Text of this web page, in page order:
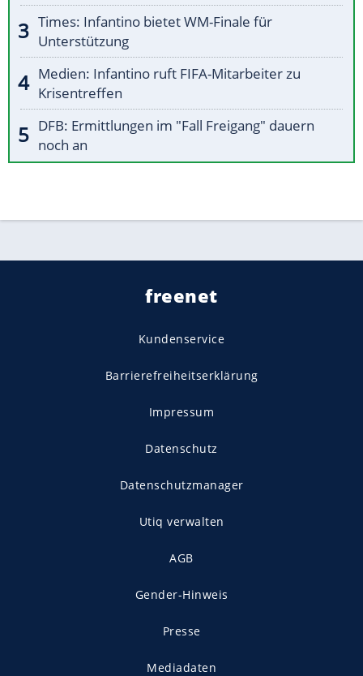
Times: Infantino bietet WM-Finale für
Unterstützung
Medien: Infantino ruft FIFA-Mitarbeiter zu
Krisentreffen
DFB: Ermittlungen im "Fall Freigang" dauern
noch an
freenet
Kundenservice
Barrierefreiheitserklärung
Impressum
Datenschutz
Datenschutzmanager
Utiq verwalten
AGB
Gender-Hinweis
Presse
Mediadaten